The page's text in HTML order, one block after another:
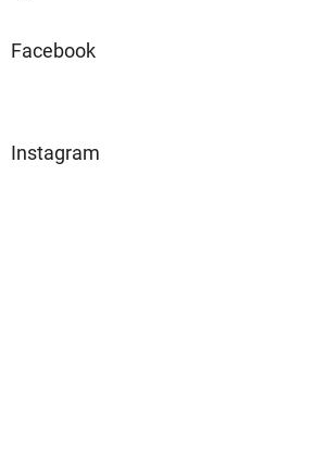
Facebook
Instagram